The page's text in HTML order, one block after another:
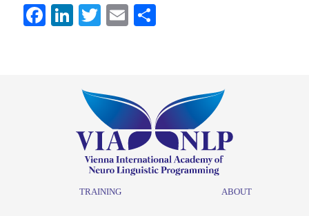
Facebook
LinkedIn
TwitterEmail
TRAINING ABOUT